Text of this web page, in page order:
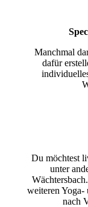
Manchmal
dafür
Du möchtest
unter
weiteren
nach